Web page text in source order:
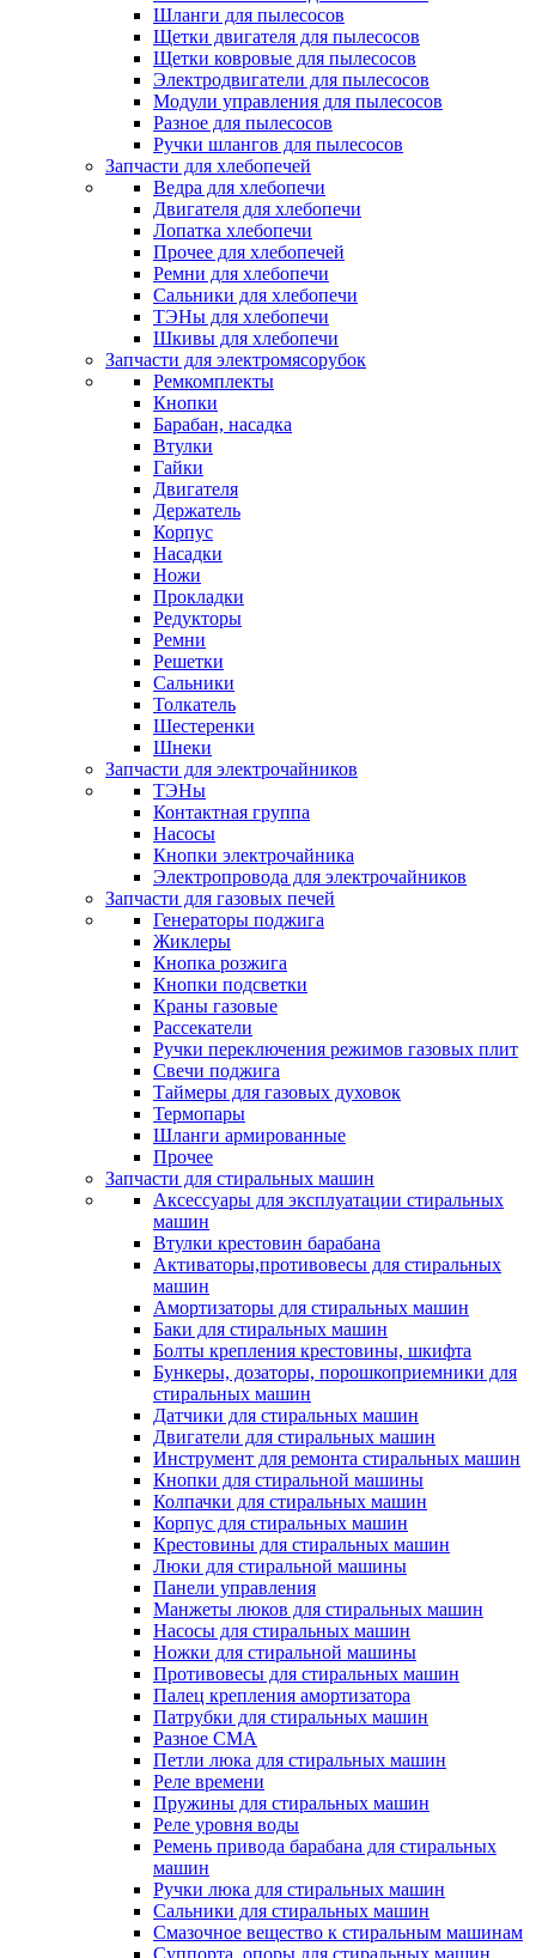
Шланги для пылесосов
Щетки двигателя для пылесосов
Щетки ковровые для пылесосов
Электродвигатели для пылесосов
Модули управления для пылесосов
Разное для пылесосов
Ручки шлангов для пылесосов
Запчасти для хлебопечей
Ведра для хлебопечи
Двигателя для хлебопечи
Лопатка хлебопечи
Прочее для хлебопечей
Ремни для хлебопечи
Сальники для хлебопечи
ТЭНы для хлебопечи
Шкивы для хлебопечи
Запчасти для электромясорубок
Ремкомплекты
Кнопки
Барабан, насадка
Втулки
Гайки
Двигателя
Держатель
Корпус
Насадки
Ножи
Прокладки
Редукторы
Ремни
Решетки
Сальники
Толкатель
Шестеренки
Шнеки
Запчасти для электрочайников
ТЭНы
Контактная группа
Насосы
Кнопки электрочайника
Электропровода для электрочайников
Запчасти для газовых печей
Генераторы поджига
Жиклеры
Кнопка розжига
Кнопки подсветки
Краны газовые
Рассекатели
Ручки переключения режимов газовых плит
Свечи поджига
Таймеры для газовых духовок
Термопары
Шланги армированные
Прочее
Запчасти для стиральных машин
Аксессуары для эксплуатации стиральных
машин
Втулки крестовин барабана
Активаторы,противовесы для стиральных
машин
Амортизаторы для стиральных машин
Баки для стиральных машин
Болты крепления крестовины, шкифта
Бункеры, дозаторы, порошкоприемники для
стиральных машин
Датчики для стиральных машин
Двигатели для стиральных машин
Инструмент для ремонта стиральных машин
Кнопки для стиральной машины
Колпачки для стиральных машин
Корпус для стиральных машин
Крестовины для стиральных машин
Люки для стиральной машины
Панели управления
Манжеты люков для стиральных машин
Насосы для стиральных машин
Ножки для стиральной машины
Противовесы для стиральных машин
Палец крепления амортизатора
Патрубки для стиральных машин
Разное СМА
Петли люка для стиральных машин
Реле времени
Пружины для стиральных машин
Реле уровня воды
Ремень привода барабана для стиральных
машин
Ручки люка для стиральных машин
Сальники для стиральных машин
Смазочное вещество к стиральным машинам
Суппорта, опоры для стиральных машин